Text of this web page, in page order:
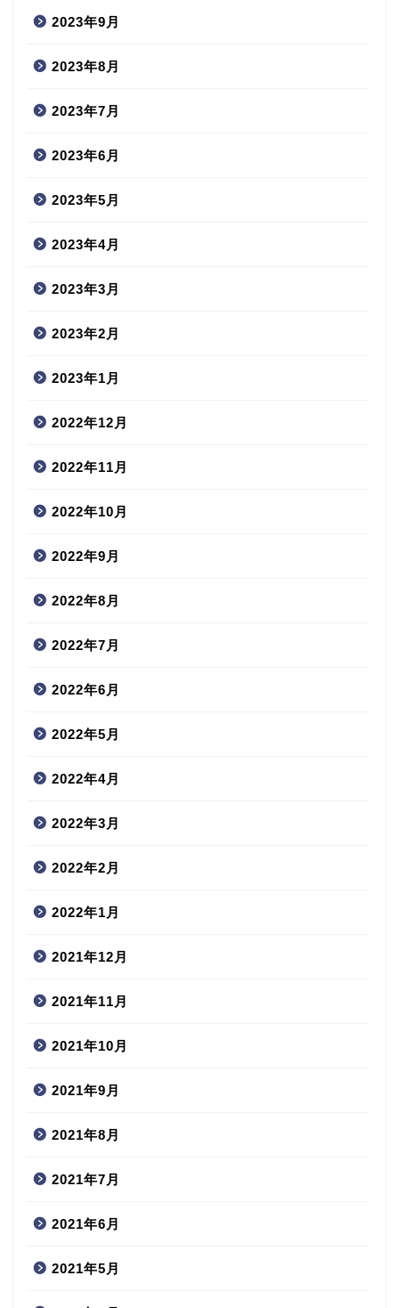
2023年9月
2023年8月
2023年7月
2023年6月
2023年5月
2023年4月
2023年3月
2023年2月
2023年1月
2022年12月
2022年11月
2022年10月
2022年9月
2022年8月
2022年7月
2022年6月
2022年5月
2022年4月
2022年3月
2022年2月
2022年1月
2021年12月
2021年11月
2021年10月
2021年9月
2021年8月
2021年7月
2021年6月
2021年5月